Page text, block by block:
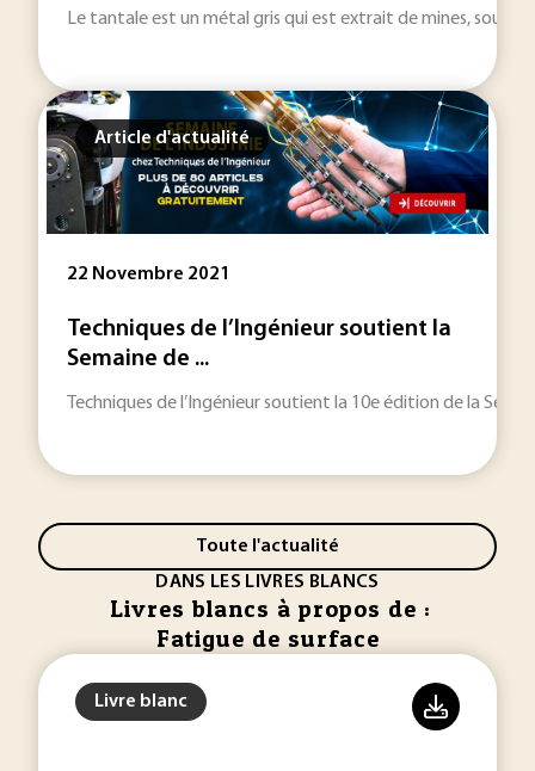
Le tantale est un métal gris qui est extrait de mines,
Article d'actualité
22 Novembre 2021
Techniques de l’Ingénieur soutient la
Semaine de ...
Techniques de l’Ingénieur soutient la 10e édition de la
Toute l'actualité
DANS LES LIVRES BLANCS
Livres blancs à propos de :
Fatigue de surface
Livre blanc